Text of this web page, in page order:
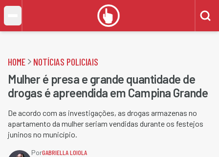
HOME NOTÍCIAS POLICIAIS
Mulher é presa e grande quantidade de
drogas é apreendida em Campina Grande
De acordo com as investigações, as drogas armazenas no
apartamento da mulher seriam vendidas durante os festejos
juninos no município.
PorGABRIELLA LOIOLA